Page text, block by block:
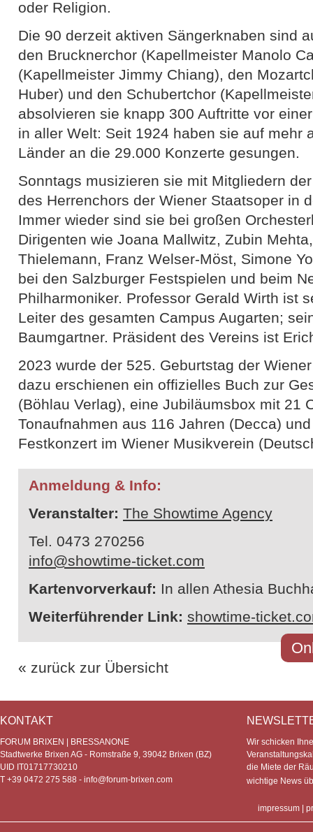
oder Religion.
Die 90 derzeit aktiven Sängerknaben sind
den Brucknerchor (Kapellmeister Manolo
(Kapellmeister Jimmy Chiang), den
Huber) und den Schubertchor
absolvieren sie knapp 300 Auftritte vor
in aller Welt: Seit 1924 haben sie auf mehr
Länder an die 29.000 Konzerte gesungen.
Sonntags musizieren sie mit Mitgliedern
des Herrenchors der Wiener Staatsoper in
Immer wieder sind sie bei großen
Dirigenten wie Joana Mallwitz, Zubin
Thielemann, Franz Welser-Möst, Simone
bei den Salzburger Festspielen und beim
Philharmoniker. Professor Gerald Wirth ist
Leiter des gesamten Campus Augarten;
Baumgartner. Präsident des Vereins ist
2023 wurde der 525. Geburtstag der
dazu erschienen ein offizielles Buch zur
(Böhlau Verlag), eine Jubiläumsbox mit 21
Tonaufnahmen aus 116 Jahren (Decca)
Festkonzert im Wiener Musikverein
Anmeldung & Info:
Veranstalter: The Showtime Agency
Tel. 0473 270256
info@showtime-ticket.com
Kartenvorverkauf: In allen Athesia
Weiterführender Link: showtime-
« zurück zur Übersicht
KONTAKT
FORUM BRIXEN | BRESSANONE
Stadtwerke Brixen AG - Romstraße 9, 39042 Brixen (BZ)
UID IT01717730210
T +39 0472 275 588 - info@forum-brixen.com
Wir schicken
die Miete der
wichtige News
impressum |